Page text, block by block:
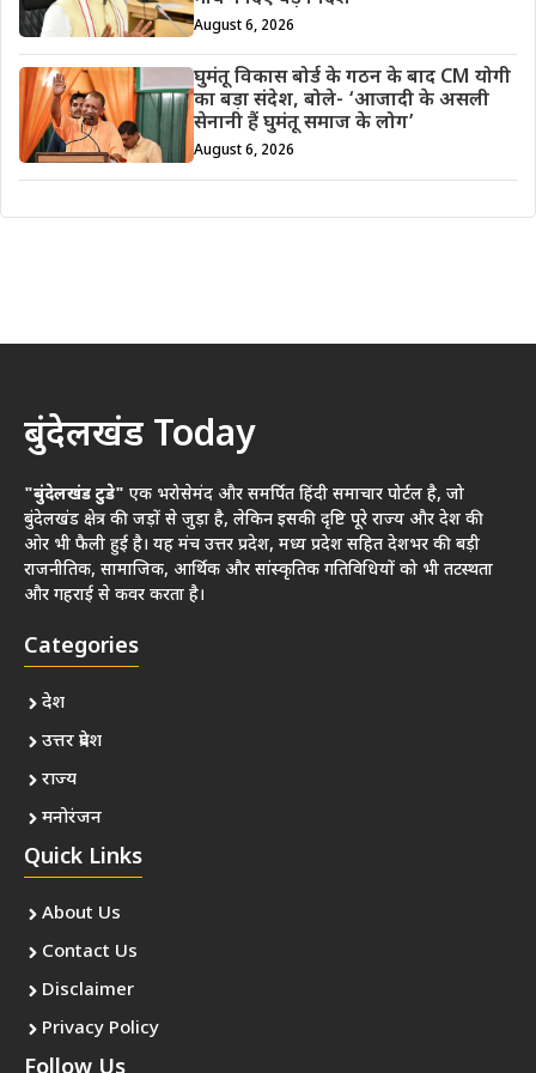
August 6, 2026
घुमंतू विकास बोर्ड के गठन के बाद CM योगी
का बड़ा संदेश, बोले- ‘आजादी के असली
सेनानी हैं घुमंतू समाज के लोग’
August 6, 2026
बुंदेलखंड Today
"बुंदेलखंड टुडे" एक भरोसेमंद और समर्पित हिंदी समाचार पोर्टल है, जो
बुंदेलखंड क्षेत्र की जड़ों से जुड़ा है, लेकिन इसकी दृष्टि पूरे राज्य और देश की
ओर भी फैली हुई है। यह मंच उत्तर प्रदेश, मध्य प्रदेश सहित देशभर की बड़ी
राजनीतिक, सामाजिक, आर्थिक और सांस्कृतिक गतिविधियों को भी तटस्थता
और गहराई से कवर करता है।
Categories
देश
उत्तर प्रदेश
राज्य
मनोरंजन
Quick Links
About Us
Contact Us
Disclaimer
Privacy Policy